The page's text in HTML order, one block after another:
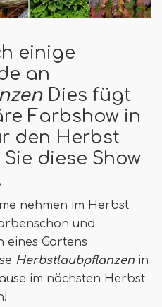
einige
an
Dies fügt
Farbshow in
den Herbst
diese Show
nehmen im Herbst
und
eines Gartens
Herbstlaubpflanzen in
im nächsten Herbst